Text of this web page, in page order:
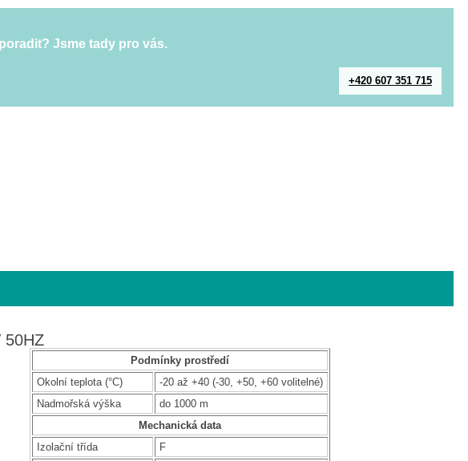
Jsme tady pro vás.
+420 607 351 715
50HZ
Podmínky prostředí
Okolní teplota (°C)
-20 až +40 (-30, +50, +60 volitelné)
Nadmořská výška
do 1000 m
Mechanická data
Izolační třída
F